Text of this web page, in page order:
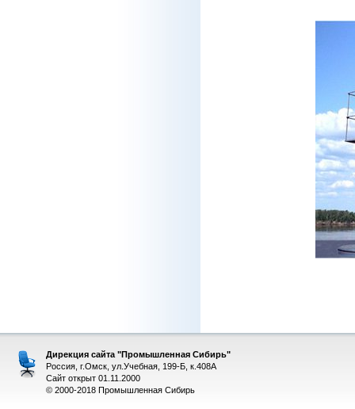
Дирекция сайта "Промышленная Сибирь"
Россия, г.Омск, ул.Учебная, 199-Б, к.408А
Сайт открыт 01.11.2000
© 2000-2018 Промышленная Сибирь